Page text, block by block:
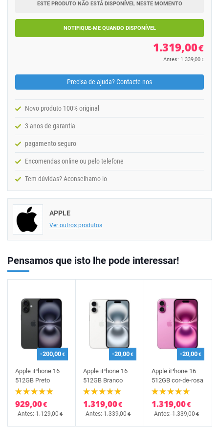
ESTE PRODUTO NÃO ESTÁ DISPONÍVEL NESTE MOMENTO
NOTIFIQUE-ME QUANDO DISPONÍVEL
1.319,00€
Antes: 1.339,00 €
Precisa de ajuda? Contacte-nos
Novo produto 100% original
3 anos de garantia
pagamento seguro
Encomendas online ou pelo telefone
Tem dúvidas? Aconselhamo-lo
APPLE
Ver outros produtos
Pensamos que isto lhe pode interessar!
-200,00€
Apple iPhone 16
512GB Preto
929,00€
Antes: 1.129,00€
-20,00€
Apple iPhone 16
512GB Branco
1.319,00€
Antes: 1.339,00€
-20,00€
Apple iPhone 16
512GB cor-de-rosa
1.319,00€
Antes: 1.339,00€